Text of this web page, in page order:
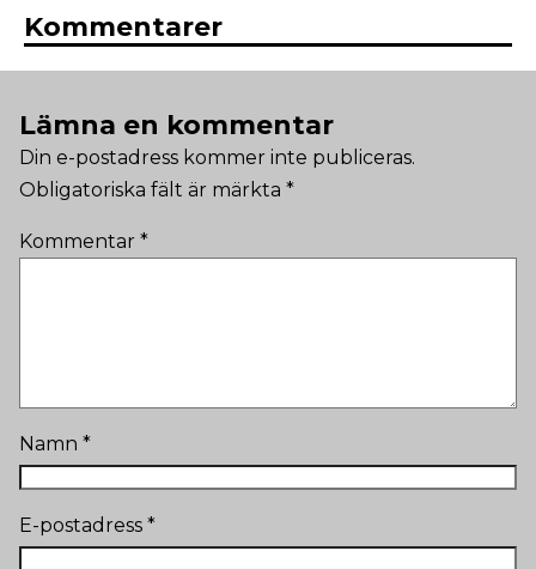
Kommentarer
Lämna en kommentar
Din e-postadress kommer inte publiceras.
Obligatoriska fält är märkta *
Kommentar *
Namn *
E-postadress *